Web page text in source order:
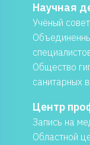
Научная
Учёный совет
Общество
санитарных
Центр
Запись на
Областной